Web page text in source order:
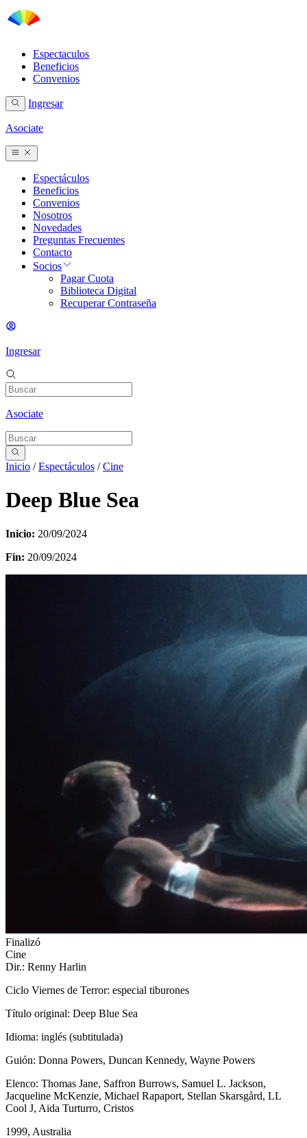
Espectaculos
Beneficios
Convenios
Ingresar
Asociate
Espectáculos
Beneficios
Convenios
Nosotros
Novedades
Preguntas Frecuentes
Contacto
Socios
Pagar Cuota
Biblioteca Digital
Recuperar Contraseña
Ingresar
Asociate
Inicio /Espectáculos /Cine
Deep Blue Sea
Inicio: 20/09/2024
Fin: 20/09/2024
Finalizó
Cine
Dir.: Renny Harlin
Ciclo Viernes de Terror: especial tiburones
Título original: Deep Blue Sea
Idioma: inglés (subtitulada)
Guión: Donna Powers, Duncan Kennedy, Wayne Powers
Elenco: Thomas Jane, Saffron Burrows, Samuel L. Jackson,
Jacqueline McKenzie, Michael Rapaport, Stellan Skarsgård, LL
Cool J, Aida Turturro, Cristos
1999, Australia